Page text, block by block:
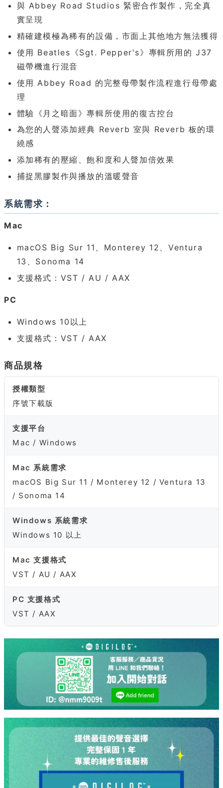
與 Abbey Road Studios 緊密合作製作，完全真
實呈現
精確建模極為稀有的設備，市面上其他地方無法獲得
使用 Beatles《Sgt. Pepper's》專輯所用的 J37
磁帶機進行混音
使用 Abbey Road 的完整母帶製作流程進行母帶處
理
體驗《月之暗面》專輯所使用的復古控台
為您的人聲添加經典 Reverb 室與 Reverb 板的環
繞感
添加稀有的壓縮、飽和度和人聲加倍效果
捕捉黑膠製作與播放的溫暖聲音
系統需求：
Mac
macOS Big Sur 11、Monterey 12、Ventura
13、Sonoma 14
支援格式：VST / AU / AAX
PC
Windows 10以上
支援格式：VST / AAX
商品規格
授權類型
序號下載版
支援平台
Mac / Windows
Mac 系統需求
macOS Big Sur 11 / Monterey 12 / Ventura 13
/ Sonoma 14
Windows 系統需求
Windows 10 以上
Mac 支援格式
VST / AU / AAX
PC 支援格式
VST / AAX